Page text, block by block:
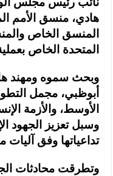
هادي، منسق الأمم
المنسق الخاص
المتحدة الخاص
وبحث سموه ومهند
أبوظبي، مجمل
الأوسط، والأزمة
وسبل تعزيز الجهود
تداعياتها وفق
وتطرقت محادثات